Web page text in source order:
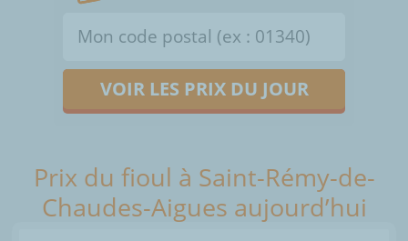
VOIR LES PRIX DU JOUR
Prix du fioul à Saint-Rémy-de-
Chaudes-Aigues aujourd’hui